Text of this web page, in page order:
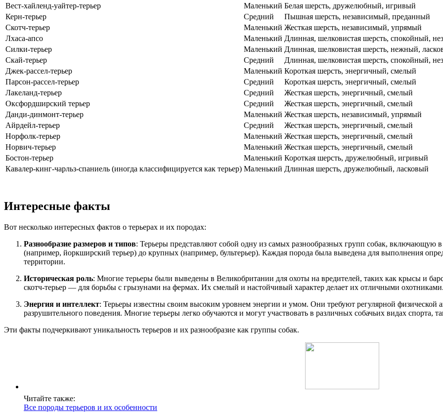
Вест-хайленд-уайтер-терьер
Маленький Белая шерсть, дружелюбный, игривый
Керн-терьер
Средний
Пышная шерсть, независимый, преданный
Скотч-терьер
Маленький Жесткая шерсть, независимый, упрямый
Лхаса-апсо
Маленький Длинная, шелковистая шерсть, спокойный,
Силки-терьер
Маленький Длинная, шелковистая шерсть, нежный,
Скай-терьер
Средний
Длинная, шелковистая шерсть, спокойный,
Джек-рассел-терьер
Маленький Короткая шерсть, энергичный, смелый
Парсон-рассел-терьер
Средний
Короткая шерсть, энергичный, смелый
Лакеланд-терьер
Средний
Жесткая шерсть, энергичный, смелый
Оксфордширский терьер
Средний
Жесткая шерсть, энергичный, смелый
Данди-динмонт-терьер
Маленький Жесткая шерсть, независимый, упрямый
Айрдейл-терьер
Средний
Жесткая шерсть, энергичный, смелый
Норфолк-терьер
Маленький Жесткая шерсть, энергичный, смелый
Норвич-терьер
Маленький Жесткая шерсть, энергичный, смелый
Бостон-терьер
Маленький Короткая шерсть, дружелюбный, игривый
Кавалер-кинг-чарльз-спаниель (иногда классифицируется как терьер) Маленький Длинная шерсть, дружелюбный, ласковый
Интересные факты
Вот несколько интересных фактов о терьерах и их породах:
Разнообразие размеров и типов: Терьеры представляют собой одну из самых разнообразных групп собак, включающую
(например, йоркширский терьер) до крупных (например, бультерьер). Каждая порода была выведена для выполнения
территории.
Историческая роль: Многие терьеры были выведены в Великобритании для охоты на вредителей, таких как крысы и
скотч-терьер — для борьбы с грызунами на фермах. Их смелый и настойчивый характер делает их отличными охотниками.
Энергия и интеллект: Терьеры известны своим высоким уровнем энергии и умом. Они требуют регулярной физической
разрушительного поведения. Многие терьеры легко обучаются и могут участвовать в различных собачьих видах спорта,
Эти факты подчеркивают уникальность терьеров и их разнообразие как группы собак.
Читайте также:
Все породы терьеров и их особенности